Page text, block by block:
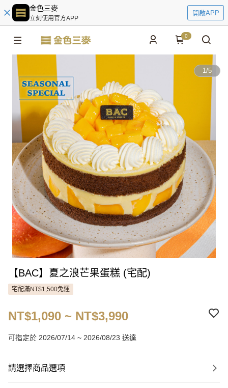
金色三麥
立刻使用官方APP
開啟APP
0
1/5
【BAC】夏之浪芒果蛋糕 (宅配)
宅配滿NT$1,500免運
NT$1,090 ~ NT$3,990
可指定於 2026/07/14 ~ 2026/08/23 送達
請選擇商品選項